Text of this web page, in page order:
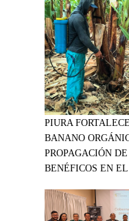
PIURA
BANANO
PROPAGACIÓN
BENÉFICOS EN